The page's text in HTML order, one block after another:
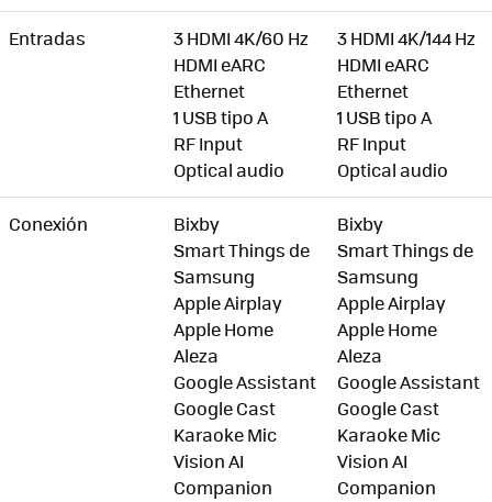
Entradas
3 HDMI 4K/60 Hz
HDMI eARC
Ethernet
1 USB tipo A
RF Input
Optical audio
3 HDMI 4K/144 Hz
HDMI eARC
Ethernet
1 USB tipo A
RF Input
Optical audio
Conexión
Bixby
Smart Things de
Samsung
Apple Airplay
Apple Home
Aleza
Google Assistant
Google Cast
Karaoke Mic
Vision AI
Companion
Bixby
Smart Things de
Samsung
Apple Airplay
Apple Home
Aleza
Google Assistant
Google Cast
Karaoke Mic
Vision AI
Companion